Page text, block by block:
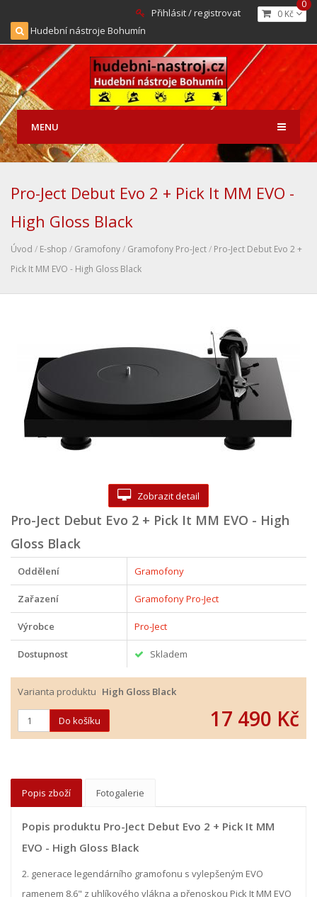
0 Kč
0
Přihlásit / registrovat
Hudební nástroje Bohumín
MENU
Pro-Ject Debut Evo 2 + Pick It MM EVO -
High Gloss Black
Úvod / E-shop / Gramofony/ Gramofony Pro-Ject/ Pro-Ject Debut Evo 2 +
Pick It MM EVO - High Gloss Black
Zobrazit detail
Pro-Ject Debut Evo 2 + Pick It MM EVO - High
Gloss Black
Oddělení Gramofony
Zařazení Gramofony Pro-Ject
Výrobce Pro-Ject
Dostupnost Skladem
Varianta produktu High Gloss Black
17 490 Kč
Popis zboží Fotogalerie
Popis produktu Pro-Ject Debut Evo 2 + Pick It MM
EVO - High Gloss Black
2. generace legendárního gramofonu s vylepšeným EVO
ramenem 8,6" z uhlíkového vlákna a přenoskou Pick It MM EVO